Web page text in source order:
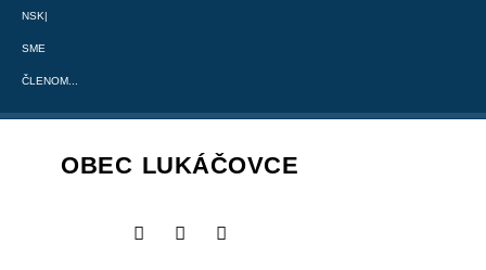
NSK|
SME
ČLENOM...
OBEC LUKÁČOVCE